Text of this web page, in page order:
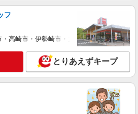
フ
高崎市・伊勢崎市・太田市・館林市・藤
とりあえずキープ